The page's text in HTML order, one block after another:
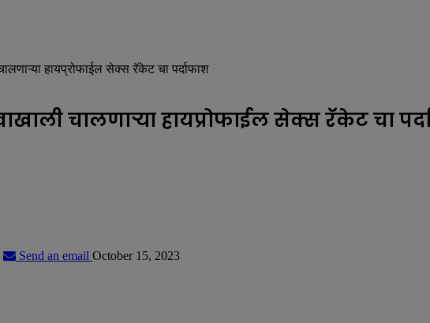
हायप्रोफाईल सेक्स रॅकेट चा पर्दाफाश
चालणाऱ्या हायप्रोफाईल सेक्स रॅकेट चा
Send an email October 15, 2023